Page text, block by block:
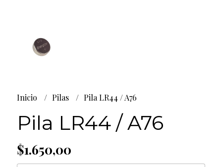
Inicio Pilas Pila LR44 / A76
Pila LR44 / A76
$1.650,00